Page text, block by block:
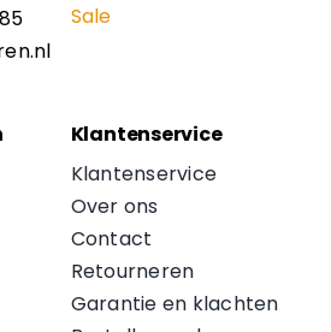
Sale
Klantenservice
Klantenservice
Over ons
Contact
Retourneren
Garantie en klachten